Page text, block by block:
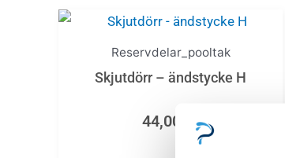
Reservdelar_pooltak
Skjutdörr – ändstycke H
44,00 kr